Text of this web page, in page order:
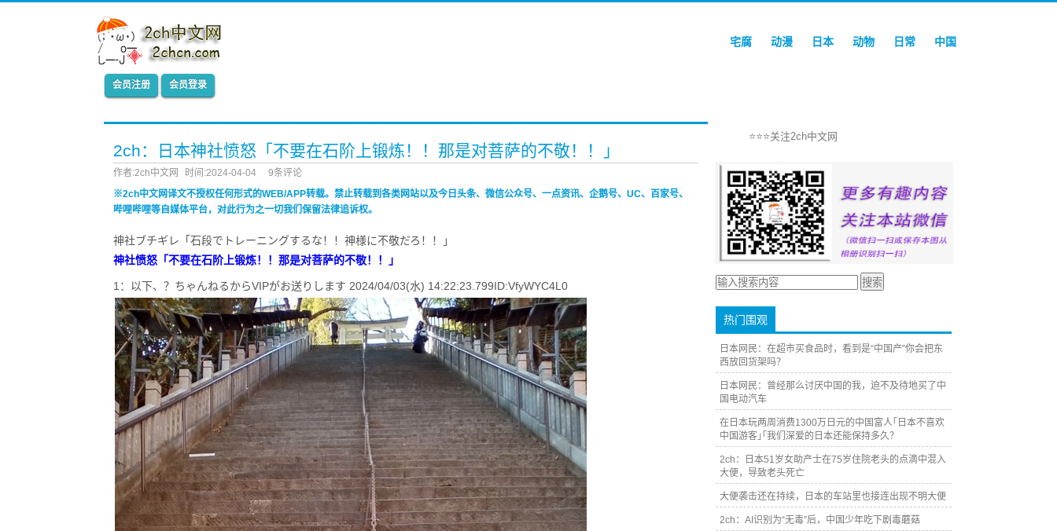
宅腐 动漫 日本 动物 日常 中国
会员注册 会员登录
2ch：日本神社愤怒「不要在石阶上锻炼！！那是对菩萨的不敬！！」
作者:2ch中文网 时间:2024-04-04
9条评论
※2ch中文网译文不授权任何形式的WEB/APP转载。禁止转载到各类网站以及今日头条、微信公众号、一点资讯、企鹅号、UC、百家号、
哔哩哔哩等自媒体平台，对此行为之一切我们保留法律追诉权。
神社ブチギレ「石段でトレーニングするな！！神様に不敬だろ！！」
神社愤怒「不要在石阶上锻炼！！那是对菩萨的不敬！！」
1：以下、？ちゃんねるからVIPがお送りします 2024/04/03(水) 14:22:23.799ID:VfyWYC4L0
⭐⭐⭐关注2ch中文网
热门围观
日本网民：在超市买食品时，看到是“中国产”你会把东
西放回货架吗？
日本网民：曾经那么讨厌中国的我，迫不及待地买了中
国电动汽车
在日本玩两周消费1300万日元的中国富人｢日本不喜欢
中国游客｣｢我们深爱的日本还能保持多久？
2ch：日本51岁女助产士在75岁住院老头的点滴中混入
大便，导致老头死亡
大便袭击还在持续，日本的车站里也接连出现不明大便
2ch：AI识别为“无毒”后，中国少年吃下剧毒蘑菇